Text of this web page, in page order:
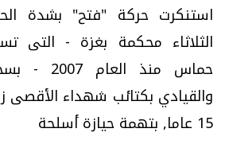
استنكرت حركة "فتح" بشدة
الثلاثاء محكمة بغزة - التى
حماس
والقيادي بكتائب شهداء
15 عاما, بتهمة حيازة أسلحة